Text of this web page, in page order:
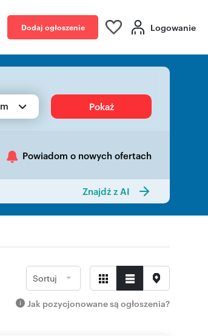
Dodaj ogłoszenie Logowanie
Pokaż
Powiadom o nowych ofertach
Znajdź z AI
Sortuj
Jak pozycjonowane są ogłoszenia?